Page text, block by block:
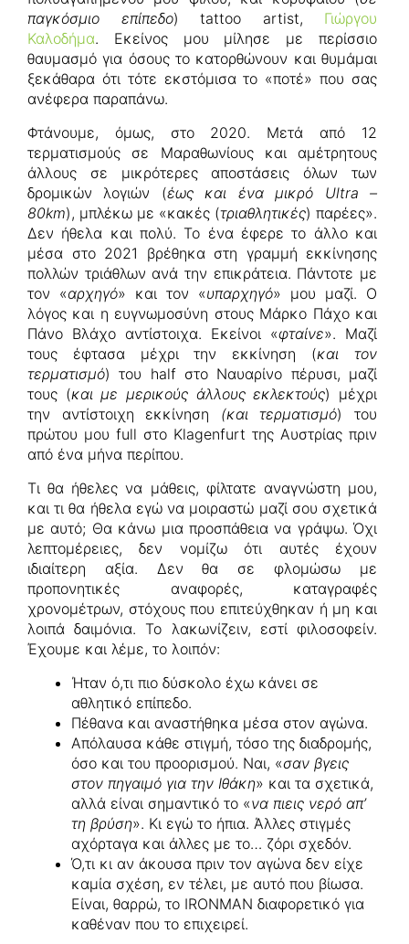
παγκόσμιο επίπεδο) tattoo artist, Γιώργου
Καλοδήμα. Εκείνος μου μίλησε με περίσσιο
θαυμασμό για όσους το κατορθώνουν και θυμάμαι
ξεκάθαρα ότι τότε εκστόμισα το «ποτέ» που σας
ανέφερα παραπάνω.
Φτάνουμε, όμως, στο 2020. Μετά από 12
τερματισμούς σε Μαραθωνίους και αμέτρητους
άλλους σε μικρότερες αποστάσεις όλων των
δρομικών λογιών (έως και ένα μικρό Ultra –
80km), μπλέκω με «κακές (τριαθλητικές) παρέες».
Δεν ήθελα και πολύ. Το ένα έφερε το άλλο και
μέσα στο 2021 βρέθηκα στη γραμμή εκκίνησης
πολλών τριάθλων ανά την επικράτεια. Πάντοτε με
τον «αρχηγό» και τον «υπαρχηγό» μου μαζί. Ο
λόγος και η ευγνωμοσύνη στους Μάρκο Πάχο και
Πάνο Βλάχο αντίστοιχα. Εκείνοι «φταίνε». Μαζί
τους έφτασα μέχρι την εκκίνηση (και τον
τερματισμό) του half στο Ναυαρίνο πέρυσι, μαζί
τους (και με μερικούς άλλους εκλεκτούς) μέχρι
την αντίστοιχη εκκίνηση (και τερματισμό) του
πρώτου μου full στο Klagenfurt της Αυστρίας πριν
από ένα μήνα περίπου.
Τι θα ήθελες να μάθεις, φίλτατε αναγνώστη μου,
και τι θα ήθελα εγώ να μοιραστώ μαζί σου σχετικά
με αυτό; Θα κάνω μια προσπάθεια να γράψω. Όχι
λεπτομέρειες, δεν νομίζω ότι αυτές έχουν
ιδιαίτερη αξία. Δεν θα σε φλομώσω με
προπονητικές αναφορές, καταγραφές
χρονομέτρων, στόχους που επιτεύχθηκαν ή μη και
λοιπά δαιμόνια. Το λακωνίζειν, εστί φιλοσοφείν.
Έχουμε και λέμε, το λοιπόν:
Ήταν ό,τι πιο δύσκολο έχω κάνει σε
αθλητικό επίπεδο.
Πέθανα και αναστήθηκα μέσα στον αγώνα.
Απόλαυσα κάθε στιγμή, τόσο της διαδρομής,
όσο και του προορισμού. Ναι, «σαν βγεις
στον πηγαιμό για την Ιθάκη» και τα σχετικά,
αλλά είναι σημαντικό το «να πιεις νερό απ’
τη βρύση». Κι εγώ το ήπια. Άλλες στιγμές
αχόρταγα και άλλες με το… ζόρι σχεδόν.
Ό,τι κι αν άκουσα πριν τον αγώνα δεν είχε
καμία σχέση, εν τέλει, με αυτό που βίωσα.
Είναι, θαρρώ, το IRONMAN διαφορετικό για
καθέναν που το επιχειρεί.